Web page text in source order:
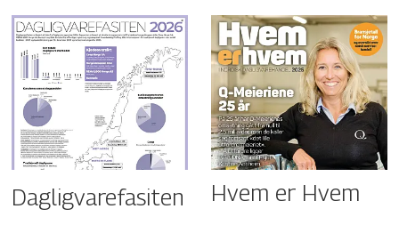
Dagligvarefasiten Hvem er Hvem